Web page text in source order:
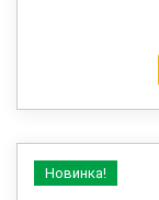
Новинка!